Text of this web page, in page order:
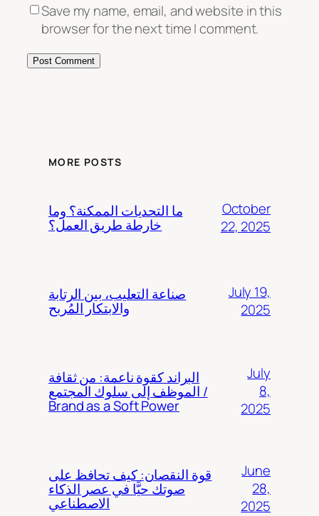
Save my name, email, and website in this
browser for the next time I comment.
MORE POSTS
ما التحديات الممكنة؟ وما
خارطة طريق العمل؟
October
22, 2025
صناعة التعليب، بين الرتابة
والابتكار المُربح
July 19,
2025
البراند كقوة ناعمة: من ثقافة
الموظف إلى سلوك المجتمع /
Brand as a Soft Power
July
8,
2025
قوة النقصان: كيف تحافظ على
صوتك حيًّا في عصر الذكاء
الاصطناعي
June
28,
2025